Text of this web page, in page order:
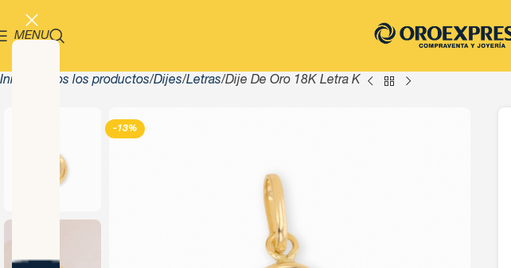
MENU
Inicio Todos los productos Dijes Letras Dije De Oro 18K Letra K
-13%